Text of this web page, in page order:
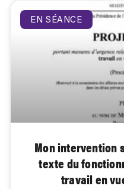
EN SÉANCE
Mon intervention
texte du
travail en